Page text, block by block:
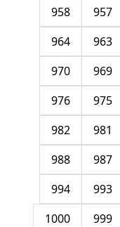
957
958
963
964
969
970
975
976
981
982
987
988
993
994
999
1000